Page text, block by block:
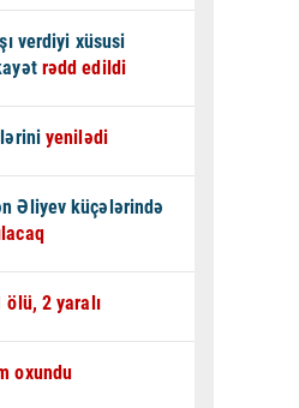
verdiyi xüsusi
rədd edildi
yenilədi
Əliyev küçələrində
ölü, 2 yaralı
oxundu